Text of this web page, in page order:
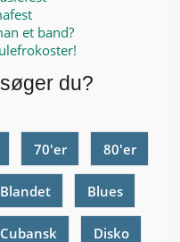
et band?
du?
70'er 80'er
Blandet Blues
Cubansk Disko